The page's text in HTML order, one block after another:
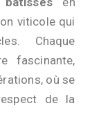
viticole qui
Chaque
fascinante,
où se
de la